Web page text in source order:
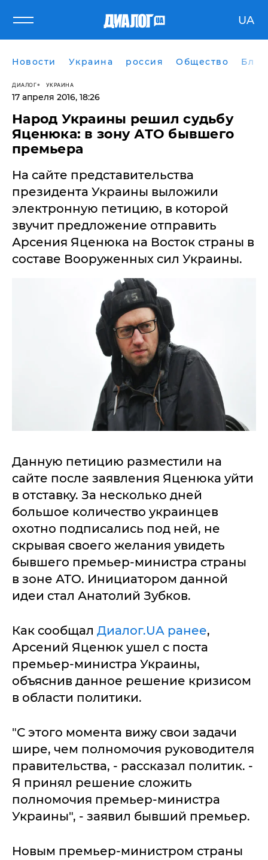
UA
Новости Украина россия Общество
ДИАЛОГ УКРАИНА
17 апреля 2016, 18:26
Народ Украины решил судьбу
Яценюка: в зону АТО бывшего
премьера
На сайте представительства
президента Украины выложили
электронную петицию, в которой
звучит предложение отправить
Арсения Яценюка на Восток страны в
составе Вооруженных сил Украины.
Данную петицию разместили на
сайте после заявления Яценюка уйти
в отставку. За несколько дней
большое количество украинцев
охотно подписались под ней, не
скрывая своего желания увидеть
бывшего премьер-министра страны
в зоне АТО. Инициатором данной
идеи стал Анатолий Зубков.
Как сообщал Диалог.UA ранее,
Арсений Яценюк ушел с поста
премьер-министра Украины,
объяснив данное решение кризисом
в области политики.
"С этого момента вижу свои задачи
шире, чем полномочия руководителя
правительства, - рассказал политик. -
Я принял решение сложить
полномочия премьер-министра
Украины", - заявил бывший премьер.
Новым премьер-министром страны